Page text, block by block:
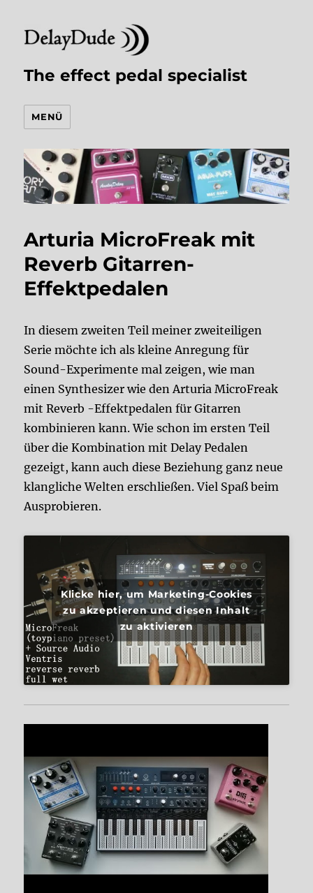
The effect pedal specialist
MENÜ
Arturia MicroFreak mit
Reverb Gitarren-
Effektpedalen
In diesem zweiten Teil meiner zweiteiligen
Serie möchte ich als kleine Anregung für
Sound-Experimente mal zeigen, wie man
einen Synthesizer wie den Arturia MicroFreak
mit Reverb -Effektpedalen für Gitarren
kombinieren kann. Wie schon im ersten Teil
über die Kombination mit Delay Pedalen
gezeigt, kann auch diese Beziehung ganz neue
klangliche Welten erschließen. Viel Spaß beim
Ausprobieren.
Klicke hier, um Marketing-Cookies
zu akzeptieren und diesen Inhalt
zu aktivieren